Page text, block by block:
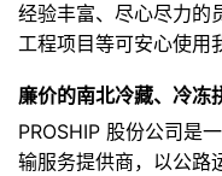
经验丰富、尽心尽力的
工程项目等可安心使用
廉价的南北冷藏、冷冻
PROSHIP 股份公司是
输服务提供商，以公路